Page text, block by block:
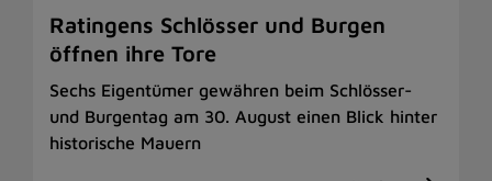
Ratingens Schlösser und Burgen
öffnen ihre Tore
Sechs Eigentümer gewähren beim Schlösser-
und Burgentag am 30. August einen Blick hinter
historische Mauern